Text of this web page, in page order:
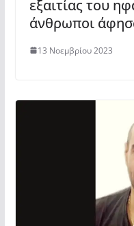
εξαιτίας του
άνθρωποι
13 Νοεμβρίου 2023